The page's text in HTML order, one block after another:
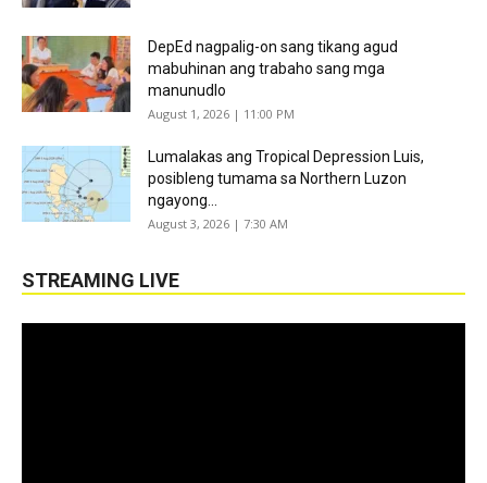
DepEd nagpalig-on sang tikang agud
mabuhinan ang trabaho sang mga
manunudlo
August 1, 2026 | 11:00 PM
Lumalakas ang Tropical Depression Luis,
posibleng tumama sa Northern Luzon
ngayong...
August 3, 2026 | 7:30 AM
STREAMING LIVE